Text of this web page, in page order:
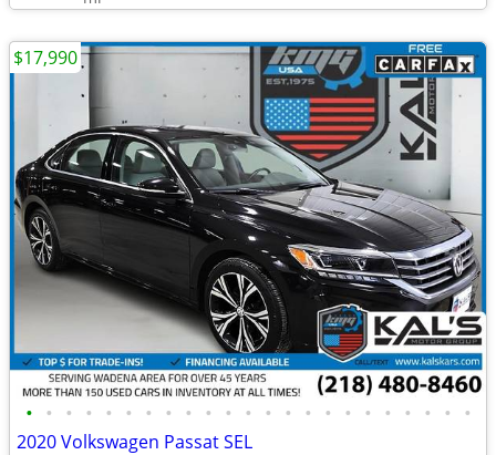
• • • • • • • • • • • • • • • • • • • • • • •
2020 Volkswagen Passat SEL
$17,990